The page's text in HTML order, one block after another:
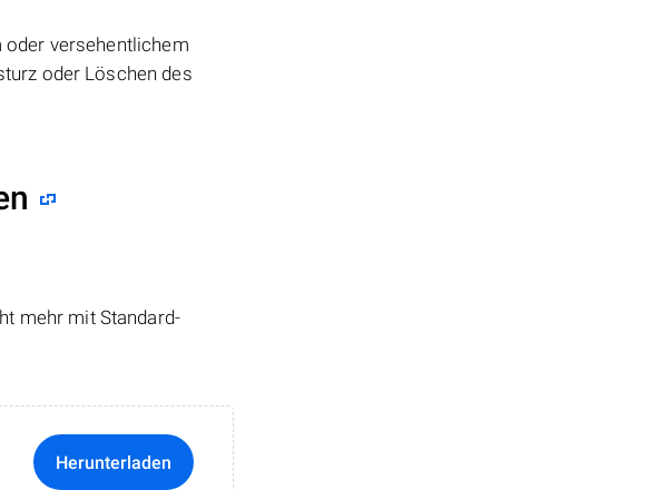
versehentlichem
oder Löschen des
mehr mit Standard-
Herunterladen